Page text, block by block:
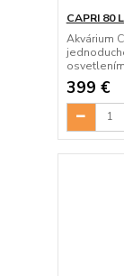
CAPRI 80
Akvárium
399 €